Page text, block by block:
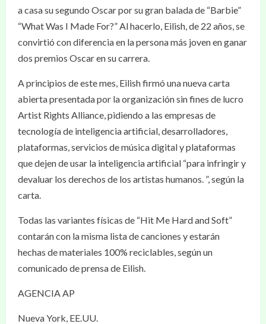
a casa su segundo Oscar por su gran balada de “Barbie”
“What Was I Made For?” Al hacerlo, Eilish, de 22 años, se
convirtió con diferencia en la persona más joven en ganar
dos premios Oscar en su carrera.
A principios de este mes, Eilish firmó una nueva carta
abierta presentada por la organización sin fines de lucro
Artist Rights Alliance, pidiendo a las empresas de
tecnología de inteligencia artificial, desarrolladores,
plataformas, servicios de música digital y plataformas
que dejen de usar la inteligencia artificial “para infringir y
devaluar los derechos de los artistas humanos. ”, según la
carta.
Todas las variantes físicas de “Hit Me Hard and Soft”
contarán con la misma lista de canciones y estarán
hechas de materiales 100% reciclables, según un
comunicado de prensa de Eilish.
AGENCIA AP
Nueva York, EE.UU.